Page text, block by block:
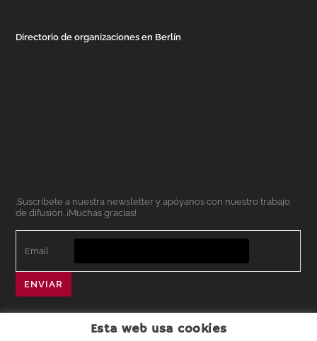
Directorio de organizaciones en Berlín
.Suscríbete a nuestra newsletter y apóyanos con nuestro trabajo
de difusión. ¡Muchas gracias!
Email
ENVIAR
Esta web usa cookies